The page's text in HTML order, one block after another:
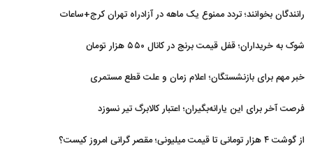
رانندگان بخوانند؛ تردد ممنوع یک ماهه در آزادراه تهران کرج+ساعات
شوک به خریداران؛ قفل قیمت برنج در کانال ۵۵۰ هزار تومان
خبر مهم برای بازنشستگان؛ اعلام زمان و علت قطع مستمری
فرصت آخر برای این یارانه‌بگیران؛ اعتبار کالابرگ تیر نسوزد
از گوشت ۴ هزار تومانی تا قیمت میلیونی؛ مقصر گرانی امروز کیست؟